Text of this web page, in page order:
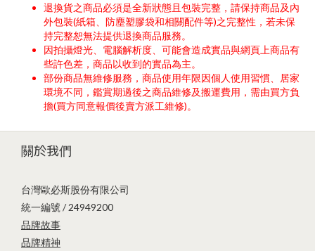
退換貨之商品必須是全新狀態且包裝完整，請保持商品及內
外包裝(紙箱、防塵塑膠袋和相關配件等)之完整性，若未保
持完整恕無法提供退換商品服務。
因拍攝燈光、電腦解析度、可能會造成實品與網頁上商品有
些許色差，商品以收到的實品為主。
部份商品無維修服務，商品使用年限因個人使用習慣、居家
環境不同，鑑賞期過後之商品維修及搬運費用，需由買方負
擔(買方同意報價後賣方派工維修)。
關於我們
台灣歐必斯股份有限公司
統一編號 / 24949200
品牌故事
品牌精神